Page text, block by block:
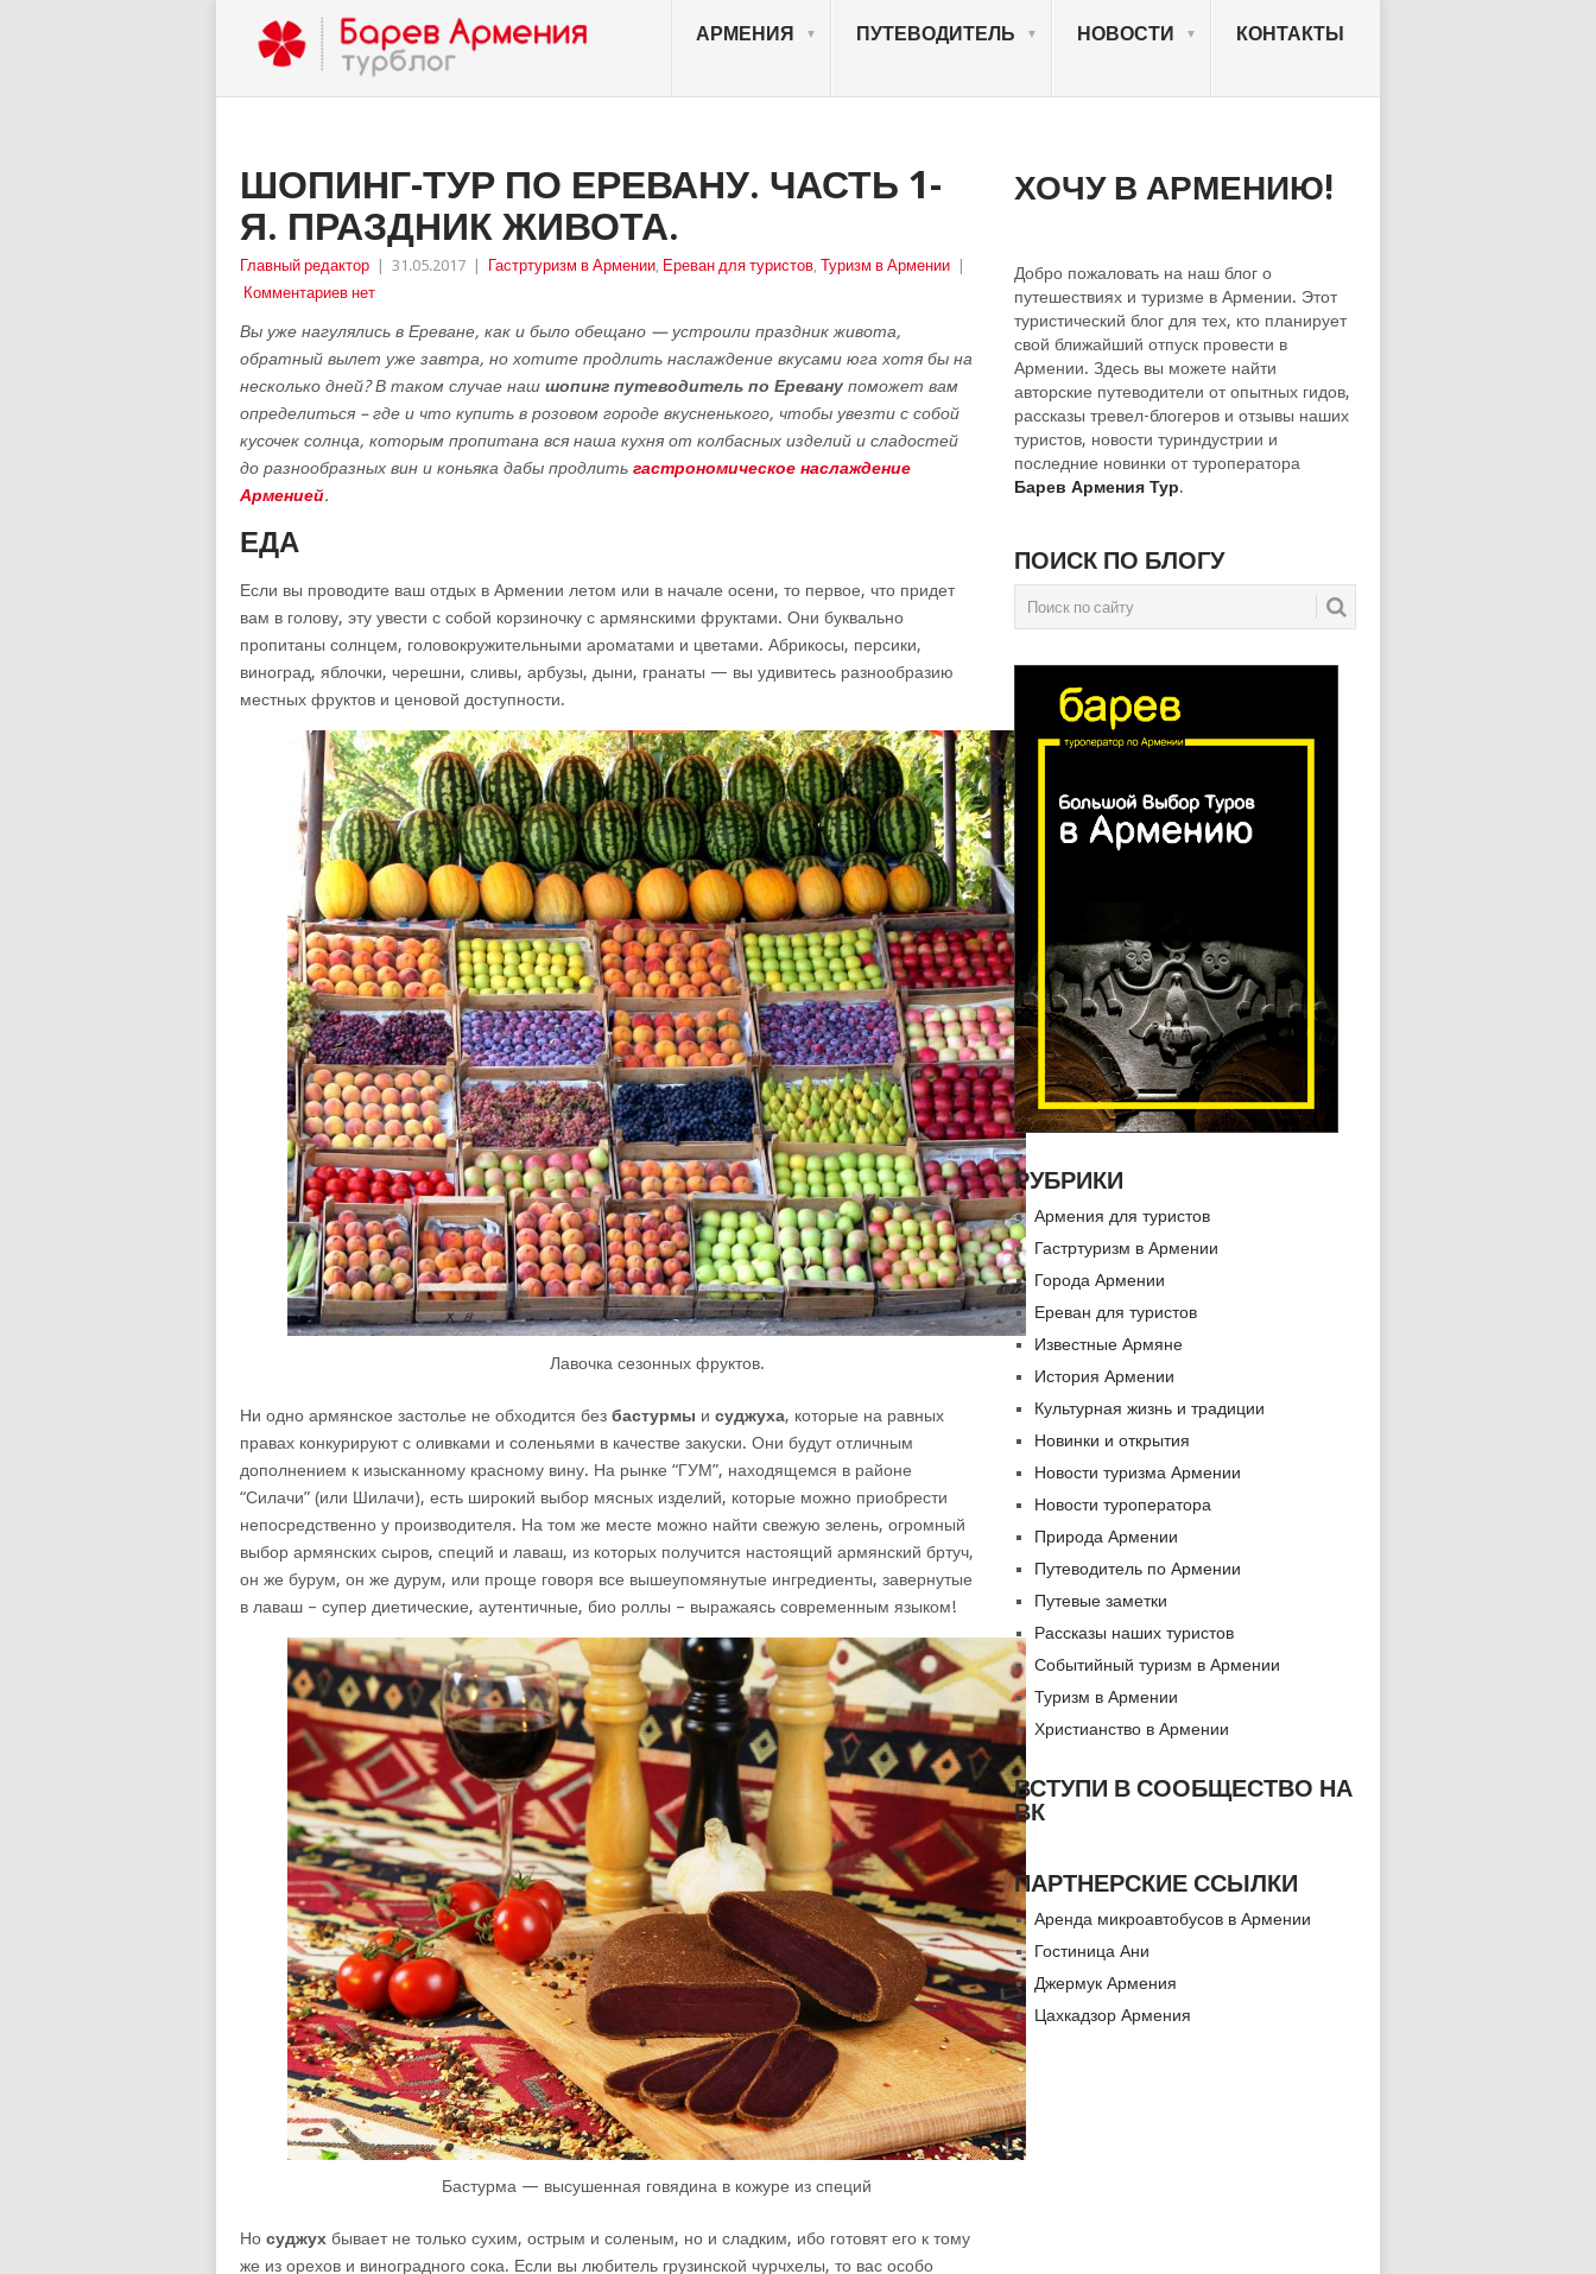
АРМЕНИЯ ПУТЕВОДИТЕЛЬ НОВОСТИ КОНТАКТЫ
ШОПИНГ-ТУР ПО ЕРЕВАНУ. ЧАСТЬ 1-
Я. ПРАЗДНИК ЖИВОТА.
Главный редактор 31.05.2017 Гастртуризм в Армении, Ереван для туристов, Туризм в Армении
Комментариев нет
Вы уже нагулялись в Ереване, как и было обещано — устроили праздник живота,
обратный вылет уже завтра, но хотите продлить наслаждение вкусами юга хотя бы на
несколько дней? В таком случае наш шопинг путеводитель по Еревану поможет вам
определиться – где и что купить в розовом городе вкусненького, чтобы увезти с собой
кусочек солнца, которым пропитана вся наша кухня от колбасных изделий и сладостей
до разнообразных вин и коньяка дабы продлить гастрономическое наслаждение
Арменией.
ЕДА
Если вы проводите ваш отдых в Армении летом или в начале осени, то первое, что придет
вам в голову, эту увести с собой корзиночку с армянскими фруктами. Они буквально
пропитаны солнцем, головокружительными ароматами и цветами. Абрикосы, персики,
виноград, яблочки, черешни, сливы, арбузы, дыни, гранаты — вы удивитесь разнообразию
местных фруктов и ценовой доступности.
Лавочка сезонных фруктов.
Ни одно армянское застолье не обходится без бастурмы и суджуха, которые на равных
правах конкурируют с оливками и соленьями в качестве закуски. Они будут отличным
дополнением к изысканному красному вину. На рынке “ГУМ”, находящемся в районе
“Силачи” (или Шилачи), есть широкий выбор мясных изделий, которые можно приобрести
непосредственно у производителя. На том же месте можно найти свежую зелень, огромный
выбор армянских сыров, специй и лаваш, из которых получится настоящий армянский бртуч,
он же бурум, он же дурум, или проще говоря все вышеупомянутые ингредиенты, завернутые
в лаваш – супер диетические, аутентичные, био роллы – выражаясь современным языком!
Бастурма — высушенная говядина в кожуре из специй
Но суджух бывает не только сухим, острым и соленым, но и сладким, ибо готовят его к тому
же из орехов и виноградного сока. Если вы любитель грузинской чурчхелы, то вас особо
ХОЧУ В АРМЕНИЮ!
Добро пожаловать на наш блог о
путешествиях и туризме в Армении. Этот
туристический блог для тех, кто планирует
свой ближайший отпуск провести в
Армении. Здесь вы можете найти
авторские путеводители от опытных гидов,
рассказы тревел-блогеров и отзывы наших
туристов, новости туриндустрии и
последние новинки от туроператора
Барев Армения Тур.
ПОИСК ПО БЛОГУ
РУБРИКИ
Армения для туристов
Гастртуризм в Армении
Города Армении
Ереван для туристов
Известные Армяне
История Армении
Культурная жизнь и традиции
Новинки и открытия
Новости туризма Армении
Новости туроператора
Природа Армении
Путеводитель по Армении
Путевые заметки
Рассказы наших туристов
Событийный туризм в Армении
Туризм в Армении
Христианство в Армении
ВСТУПИ В СООБЩЕСТВО НА
ВК
ПАРТНЕРСКИЕ ССЫЛКИ
Аренда микроавтобусов в Армении
Гостиница Ани
Джермук Армения
Цахкадзор Армения